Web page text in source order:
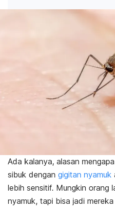
Ada kalanya, alasan
sibuk dengan gigitan nyamuk
lebih sensitif. Mungkin orang
nyamuk, tapi bisa jadi